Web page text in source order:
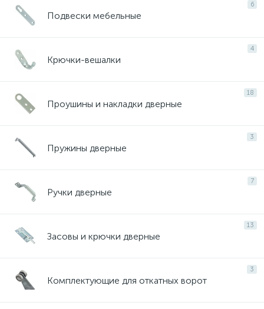
6
Подвески мебельные
4
Крючки-вешалки
18
Проушины и накладки дверные
3
Пружины дверные
7
Ручки дверные
13
Засовы и крючки дверные
3
Комплектующие для откатных ворот